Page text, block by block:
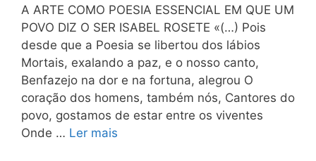
A ARTE COMO POESIA ESSENCIAL EM QUE UM
POVO DIZ O SER ISABEL ROSETE «(…) Pois
desde que a Poesia se libertou dos lábios
Mortais, exalando a paz, e o nosso canto,
Benfazejo na dor e na fortuna, alegrou O
coração dos homens, também nós, Cantores do
povo, gostamos de estar entre os viventes
Onde … Ler mais